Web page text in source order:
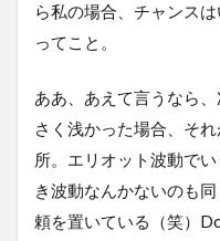
ら私の場合、チャンス
ってこと。
ああ、あえて言うなら
さく浅かった場合、そ
所。エリオット波動で
き波動なんかないのも
頼を置いている（笑）